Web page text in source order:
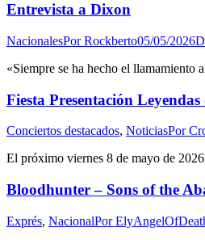
Entrevista a Dixon
NacionalesPorRockberto05/05/2026
«Siempre se ha hecho el llamamiento
Fiesta Presentación
Conciertos destacados, NoticiasPor
El próximo viernes 8 de mayo de
Bloodhunter – Sons of the
Exprés, NacionalPor